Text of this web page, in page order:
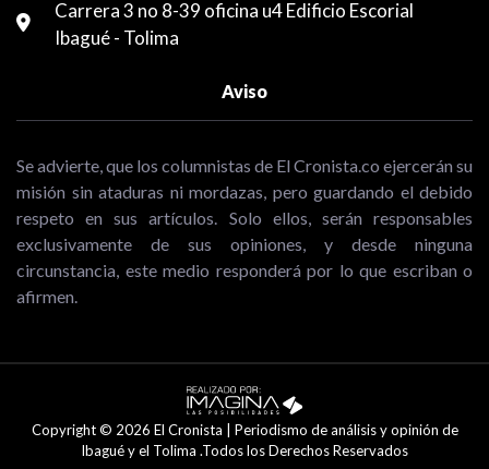
Carrera 3 no 8-39 oficina u4 Edificio Escorial
Ibagué - Tolima
Aviso
Se advierte, que los columnistas de El Cronista.co ejercerán su
misión sin ataduras ni mordazas, pero guardando el debido
respeto en sus artículos. Solo ellos, serán responsables
exclusivamente de sus opiniones, y desde ninguna
circunstancia, este medio responderá por lo que escriban o
afirmen.
Copyright © 2026 El Cronista | Periodismo de análisis y opinión de
Ibagué y el Tolima .Todos los Derechos Reservados